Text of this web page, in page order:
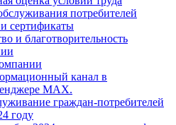
потребителей
сертификаты
и благотворительность
канал в
MAX.
граждан-потребителей
году